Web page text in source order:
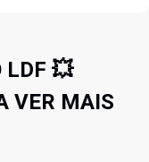
LDF 💥
VER MAIS